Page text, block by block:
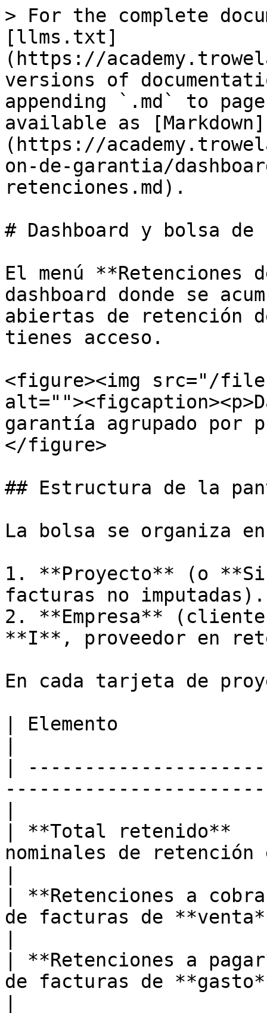
> For the complete
[llms.txt]
(https://
versions of
appending `.md` to
available as [Markdown]
(https://
on-de-garantia/
retenciones.md).
# Dashboard y bolsa de
El menú
dashboard donde se
abiertas de retención
tienes acceso.
<figure><img src="/files/
garantía agrupado por
</figure>
## Estructura de la
La bolsa se organiza
1. **Proyecto** (o
facturas no imputadas).
2. **Empresa**
**I**, proveedor en
En cada tarjeta de
| Elemento
|
| **Total retenido**
nominales de retención
| **Retenciones a
de facturas de
| **Retenciones a
de facturas de